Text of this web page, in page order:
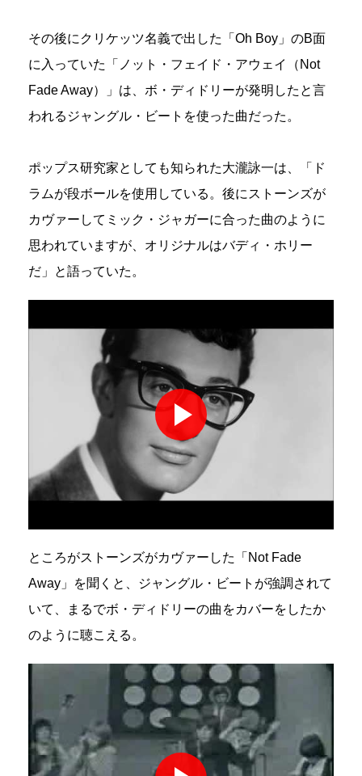
その後にクリケッツ名義で出した「Oh Boy」のB面
に入っていた「ノット・フェイド・アウェイ（Not
Fade Away）」は、ボ・ディドリーが発明したと言
われるジャングル・ビートを使った曲だった。
ポップス研究家としても知られた大瀧詠一は、「ド
ラムが段ボールを使用している。後にストーンズが
カヴァーしてミック・ジャガーに合った曲のように
思われていますが、オリジナルはバディ・ホリー
だ」と語っていた。
ところがストーンズがカヴァーした「Not Fade
Away」を聞くと、ジャングル・ビートが強調されて
いて、まるでボ・ディドリーの曲をカバーをしたか
のように聴こえる。